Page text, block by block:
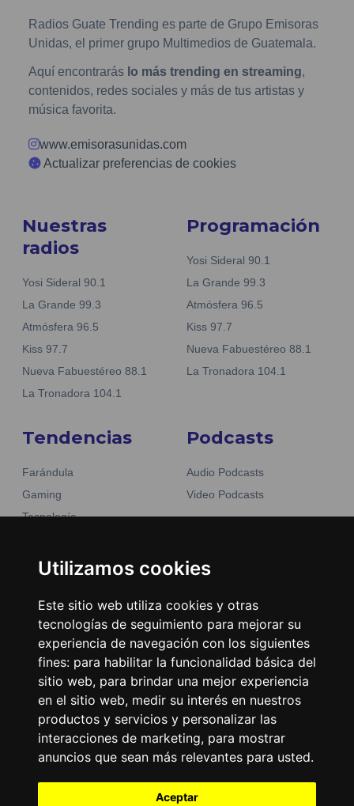
Utilizamos cookies
Este sitio web utiliza cookies y otras
tecnologías de seguimiento para mejorar su
experiencia de navegación con los siguientes
fines: para habilitar la funcionalidad básica del
sitio web, para brindar una mejor experiencia
en el sitio web, medir su interés en nuestros
productos y servicios y personalizar las
interacciones de marketing, para mostrar
anuncios que sean más relevantes para usted.
Aceptar
Radios Guate Trending es parte de Grupo Emisoras
Unidas, el primer grupo Multimedios de Guatemala.
Aquí encontrarás lo más trending en streaming,
contenidos, redes sociales y más de tus artistas y
música favorita.
www.emisorasunidas.com
Actualizar preferencias de cookies
Nuestras
radios
Yosi Sideral 90.1
La Grande 99.3
Atmósfera 96.5
Kiss 97.7
Nueva Fabuestéreo 88.1
La Tronadora 104.1
Programación
Yosi Sideral 90.1
La Grande 99.3
Atmósfera 96.5
Kiss 97.7
Nueva Fabuestéreo 88.1
La Tronadora 104.1
Tendencias
Farándula
Gaming
Tecnología
Business
Podcasts
Audio Podcasts
Video Podcasts
Emisoras Unidas
Encuéntranos
Contacto
Términos y condiciones
Directorio